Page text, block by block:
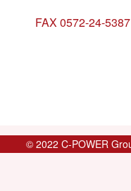
FAX 0572-24-5387
© 2022 C-POWER